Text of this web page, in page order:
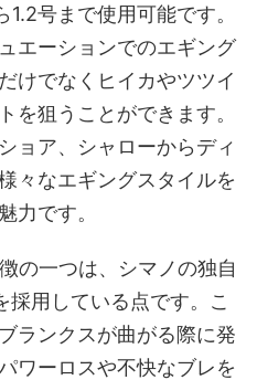
号まで使用可能です。
エーションでのエギング
けでなくヒイカやツツイ
を狙うことができます。
ョア、シャローからディ
々なエギングスタイルを
力です。
の一つは、シマノの独自
用している点です。こ
ランクスが曲がる際に発
ワーロスや不快なブレを